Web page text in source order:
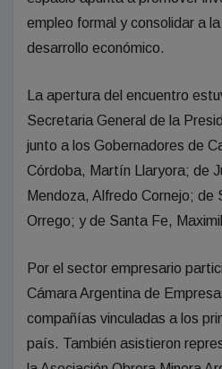
empleo formal y consolidar a
desarrollo económico.
La apertura del encuentro
Secretaria General de la
junto a los Gobernadores de
Córdoba, Martín Llaryora; de
Mendoza, Alfredo Cornejo; de
Orrego; y de Santa Fe,
Por el sector empresario
Cámara Argentina de
compañías vinculadas a los
país. También asistieron